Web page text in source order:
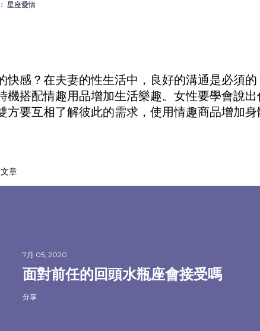
星座愛情
快感？在夫妻的性生活中，良好的溝通是必須
機搭配情趣用品增加生活樂趣。女性要學會說
方要互相了解彼此的需求，使用情趣商品增加
章
7月 05, 2020
面對前任的回頭水瓶座會接受嗎
分享